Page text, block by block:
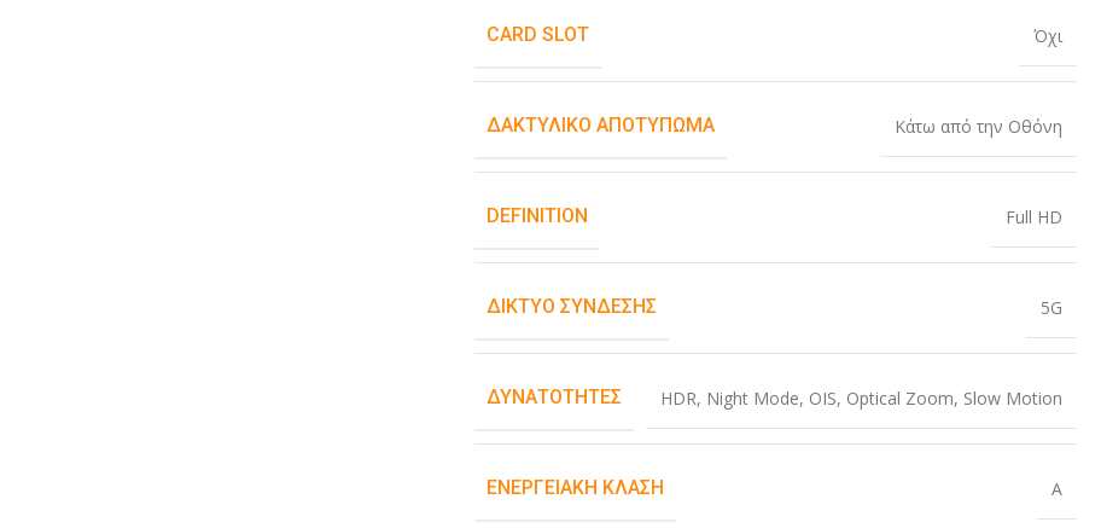
CARD SLOT Όχι
ΔΑΚΤΥΛΙΚΌ ΑΠΟΤΎΠΩΜΑ Κάτω από την Οθόνη
DEFINITION Full HD
ΔΊΚΤΥΟ ΣΎΝΔΕΣΗΣ 5G
ΔΥΝΑΤΌΤΗΤΕΣ HDR, Night Mode, OIS, Optical Zoom, Slow Motion
ΕΝΕΡΓΕΙΑΚΉ ΚΛΆΣΗ A